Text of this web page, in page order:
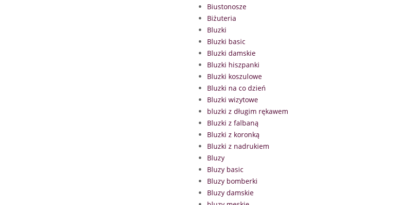
Biustonosze
Biżuteria
Bluzki
Bluzki basic
Bluzki damskie
Bluzki hiszpanki
Bluzki koszulowe
Bluzki na co dzień
Bluzki wizytowe
bluzki z długim rękawem
Bluzki z falbaną
Bluzki z koronką
Bluzki z nadrukiem
Bluzy
Bluzy basic
Bluzy bomberki
Bluzy damskie